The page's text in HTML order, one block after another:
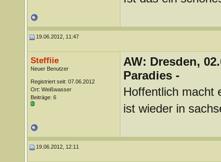
19.06.2012, 11:47
Steffiie
Neuer Benutzer
Registriert seit: 07.06.2012
Ort: Weißwasser
Beiträge: 6
AW: Dresden,
Paradies -
Hoffentlich macht
ist wieder in
19.06.2012, 12:11